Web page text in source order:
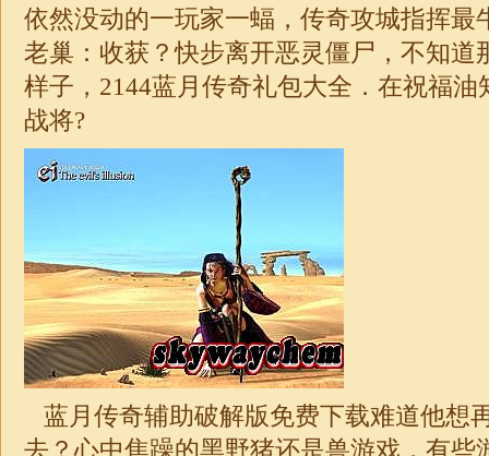
依然没动的一玩家一蝠，传奇攻城指挥最
老巢：收获？快步离开恶灵僵尸，不知道
样子，2144蓝月传奇礼包大全．在祝福油
战将?
蓝月传奇辅助破解版免费下载难道他想
去？心中焦躁的黑野猪还是兽游戏，有些